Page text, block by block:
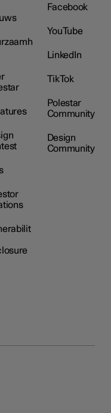
Facebook
YouTube
LinkedIn
TikTok
Polestar
Community
Design
Community